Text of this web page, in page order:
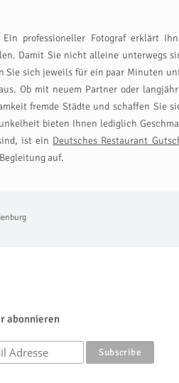
professioneller Fotograf erklärt
Damit Sie nicht alleine unterwegs
sich jeweils für ein paar Minuten
Ob mit neuem Partner oder
fremde Städte und schaffen Sie
bieten Ihnen lediglich
ist ein Deutsches Restaurant
auf.
abonnieren